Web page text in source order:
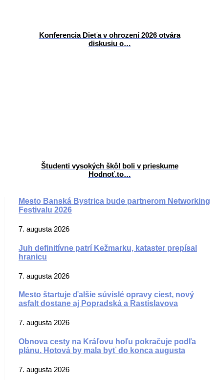
Konferencia Dieťa v ohrození 2026 otvára
diskusiu o…
Študenti vysokých škôl boli v prieskume
Hodnoť.to…
Mesto Banská Bystrica bude partnerom Networking
Festivalu 2026
7. augusta 2026
Juh definitívne patrí Kežmarku, kataster prepísal
hranicu
7. augusta 2026
Mesto štartuje ďalšie súvislé opravy ciest, nový
asfalt dostane aj Popradská a Rastislavova
7. augusta 2026
Obnova cesty na Kráľovu hoľu pokračuje podľa
plánu. Hotová by mala byť do konca augusta
7. augusta 2026